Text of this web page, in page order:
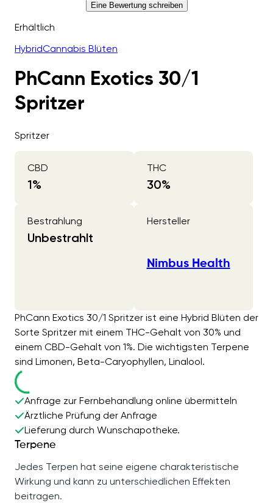
Eine Bewertung schreiben
Erhältlich
HybridCannabis Blüten
PhCann Exotics 30/1
Spritzer
Spritzer
CBD
1%
THC
30%
Bestrahlung
Unbestrahlt
Hersteller
Nimbus Health
PhCann Exotics 30/1 Spritzer ist eine Hybrid Blüten der
Sorte Spritzer mit einem THC-Gehalt von 30% und
einem CBD-Gehalt von 1%. Die wichtigsten Terpene
sind Limonen, Beta-Caryophyllen, Linalool.
Anfrage zur Fernbehandlung online übermitteln
Ärztliche Prüfung der Anfrage
Lieferung durch Wunschapotheke.
Terpene
Jedes Terpen hat seine eigene charakteristische
Wirkung und kann zu unterschiedlichen Effekten
beitragen.